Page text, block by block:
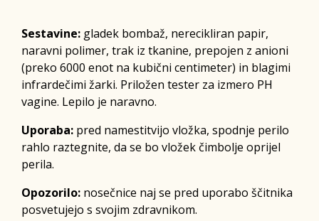
Sestavine: gladek bombaž, nerecikliran papir,
naravni polimer, trak iz tkanine, prepojen z anioni
(preko 6000 enot na kubični centimeter) in blagimi
infrardečimi žarki. Priložen tester za izmero PH
vagine. Lepilo je naravno.
Uporaba: pred namestitvijo vložka, spodnje perilo
rahlo raztegnite, da se bo vložek čimbolje oprijel
perila.
Opozorilo: nosečnice naj se pred uporabo ščitnika
posvetujejo s svojim zdravnikom.